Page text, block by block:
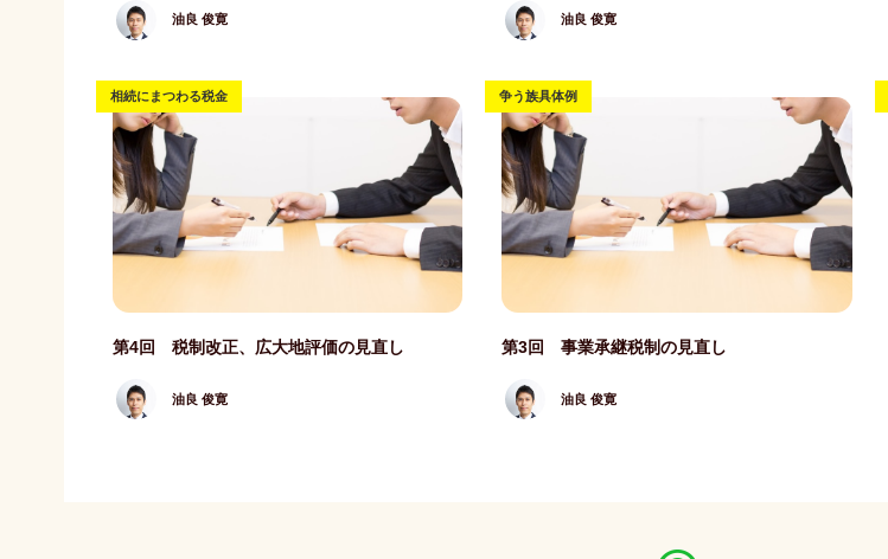
油良 俊寛 油良 俊寛
相続にまつわる税金
第4回 税制改正、広大地評価の見直し
油良 俊寛
争う族具体例
第3回 事業承継税制の見直し
油良 俊寛